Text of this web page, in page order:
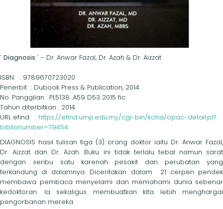
' Diagnosis ' - Dr. Anwar Fazal, Dr. Azah & Dr. Aizzat
ISBN : 9789670723020
Penerbit : Dubook Press & Publication, 2014
No. Panggilan : PL5138 .A59 D53 2015 fic
Tahun diterbitkan : 2014
URL efind : https://efind.ump.edu.my/cgi-bin/koha/opac-detail.pl?
biblionumber=79454
DIAGNOSIS hasil tulisan tiga (3) orang doktor iaitu Dr. Anwar Fazal,
Dr. Aizzat dan Dr. Azah. Buku ini tidak terlalu tebal namun sarat
dengan seribu satu karenah pesakit dan perubatan yang
terkandung di dalamnya. Diceritakan dalam 21 cerpen pendek
membawa pembaca menyelami dan memahami dunia sebenar
kedoktoran. Ia sekaligus membuatkan kita lebih menghargai
pengorbanan mereka.